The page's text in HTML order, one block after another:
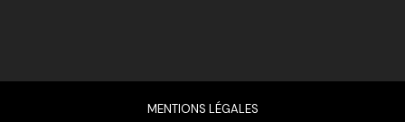
MENTIONS LÉGALES